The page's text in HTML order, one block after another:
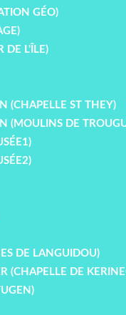
GÉO)
DE L'ÎLE)
(CHAPELLE ST THEY)
(MOULINS DE
DE LANGUIDOU)
(CHAPELLE DE